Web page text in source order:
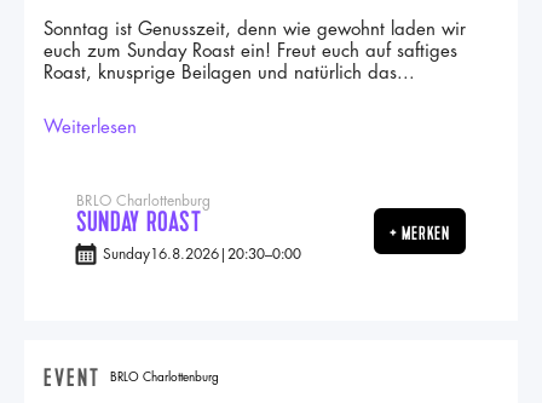
Sonntag ist Genusszeit, denn wie gewohnt laden wir
euch zum Sunday Roast ein! Freut euch auf saftiges
Roast, knusprige Beilagen und natürlich das...
Weiterlesen
BRLO Charlottenburg
SUNDAY ROAST
Sunday16.8.2026 20:30–0:00
+ MERKEN
EVENT BRLO Charlottenburg